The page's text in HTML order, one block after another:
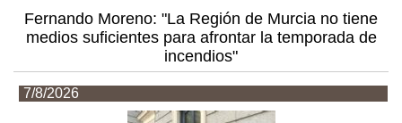
Fernando Moreno: "La Región de Murcia no tiene
medios suficientes para afrontar la temporada de
incendios"
7/8/2026